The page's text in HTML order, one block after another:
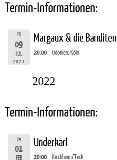
Termin-Informationen:
FR
09
JUL
2021
Margaux & die Banditen
20:00 Odonien, Köln
2022
Termin-Informationen:
SA
01
FEB
Underkarl
20:00 Kirchheim/Teck